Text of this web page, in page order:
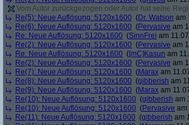
Vom Autor zurückgezogen oder Autor hat seine
Re(5): Neue Auflösung: 5120x1600 (Dr. Watson am
Re(6): Neue Auflösung: 5120x1600 (Pervasive am
Re: Neue Auflösung: 5120x1600 (SinnFrei am
Re(2): Neue Auflösung: 5120x1600 (Pervasive am
Re: Neue Auflösung: 5120x1600 ([mC]Kasun am
Re(2): Neue Auflösung: 5120x1600 (Pervasive am
Re(7): Neue Auflösung: 5120x1600 (Marax am
Re(8): Neue Auflösung: 5120x1600 (gibberish am
Re(9): Neue Auflösung: 5120x1600 (Marax am
Re(10): Neue Auflösung: 5120x1600 (gibberish am
Re(10): Neue Auflösung: 5120x1600 (Pervasive am
Re(11): Neue Auflösung: 5120x1600 (gibberish am